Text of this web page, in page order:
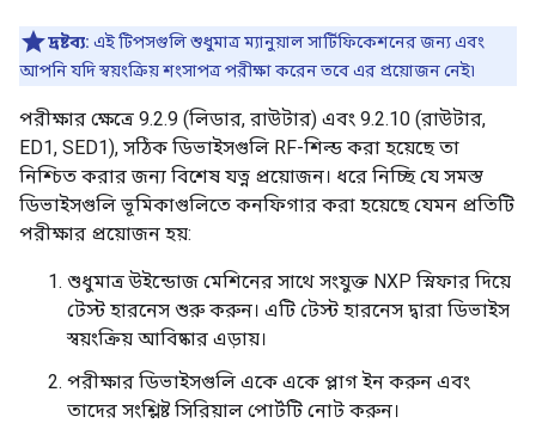
দ্রষ্টব্য: এই টিপসগুলি শুধুমাত্র ম্যানুয়াল সার্টিফিকেশনের জন্য এবং
আপনি যদি স্বয়ংক্রিয় শংসাপত্র পরীক্ষা করেন তবে এর প্রয়োজন নেই৷
পরীক্ষার ক্ষেত্রে 9.2.9 (লিডার, রাউটার) এবং 9.2.10 (রাউটার,
ED1, SED1), সঠিক ডিভাইসগুলি RF-শিল্ড করা হয়েছে তা
নিশ্চিত করার জন্য বিশেষ যত্ন প্রয়োজন। ধরে নিচ্ছি যে সমস্ত
ডিভাইসগুলি ভূমিকাগুলিতে কনফিগার করা হয়েছে যেমন প্রতিটি
পরীক্ষার প্রয়োজন হয়:
শুধুমাত্র উইন্ডোজ মেশিনের সাথে সংযুক্ত NXP স্নিফার দিয়ে
টেস্ট হারনেস শুরু করুন। এটি টেস্ট হারনেস দ্বারা ডিভাইস
স্বয়ংক্রিয় আবিষ্কার এড়ায়।
পরীক্ষার ডিভাইসগুলি একে একে প্লাগ ইন করুন এবং
তাদের সংশ্লিষ্ট সিরিয়াল পোর্টটি নোট করুন।